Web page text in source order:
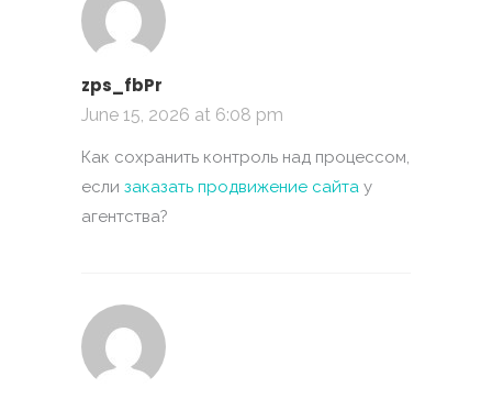
zps_fbPr
June 15, 2026 at 6:08 pm
Как сохранить контроль над процессом,
если заказать продвижение сайта у
агентства?